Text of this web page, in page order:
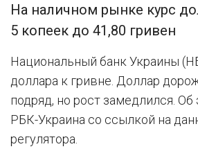
На наличном рынке курс
5 копеек до 41,80 гривен
Национальный банк Украины
доллара к гривне. Доллар
подряд, но рост замедлился.
РБК-Украина со ссылкой на
регулятора.